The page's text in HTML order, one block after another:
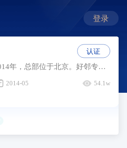
登录
好邻成立于2014年，总部位于北京。好邻专注社区O2O，致力于打造全国最大的电子小店平台。通过好邻APP可以方便快捷的查询周边的小卖店信息，可以直接通过好邻APP，订购周边的小卖店的产品，足不出户，即可享受周边便利服务。
2014-05 54.1w
认证